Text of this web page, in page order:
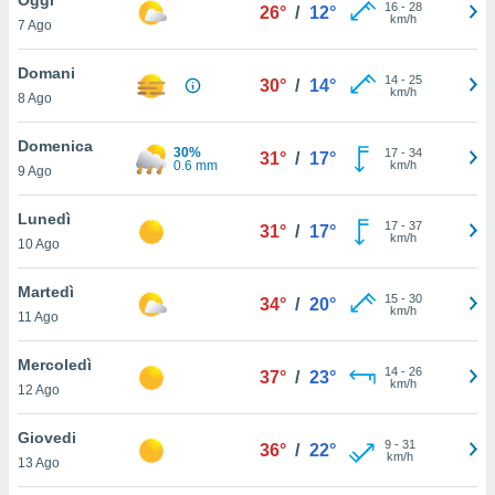
è
al sito
di
ci
di
il
un
la
nella
7 Ago
26° / 12° 16- 28
km/h
Domani
8 Ago
30° / 14° 14- 25
km/h
Domenica
9 Ago
30%
0.6 mm
31° / 17° 17- 34
km/h
Lunedì
10 Ago
31° / 17° 17- 37
km/h
Martedì
11 Ago
34° / 20° 15- 30
km/h
Mercoledì
12 Ago
37° / 23° 14- 26
km/h
Giovedi
13 Ago
36° / 22° 9- 31
km/h